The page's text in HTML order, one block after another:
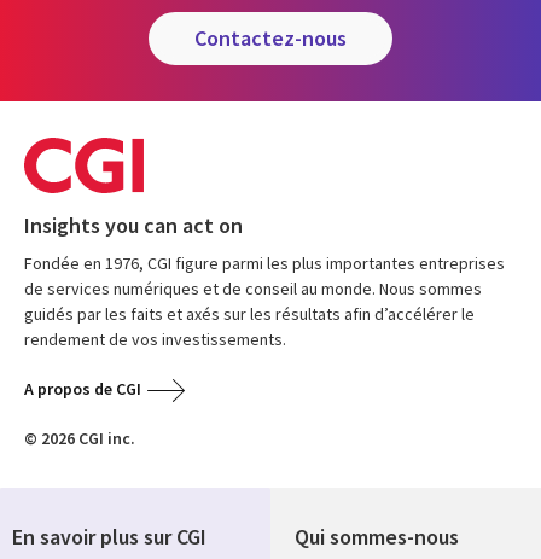
contactez-nous
Insights you can act on
Fondée en 1976, CGI figure parmi les plus importantes entreprises
de services numériques et de conseil au monde. Nous sommes
guidés par les faits et axés sur les résultats afin d’accélérer le
rendement de vos investissements.
A propos de CGI
© 2026 CGI inc.
Qui sommes-nous
En savoir plus sur CGI